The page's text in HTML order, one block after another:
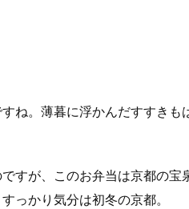
ね。薄暮に浮かんだすすきも
すが、このお弁当は京都の宝
っかり気分は初冬の京都。